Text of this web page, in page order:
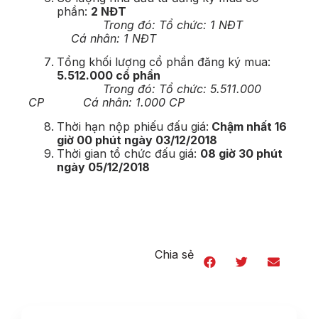
phần: 2 NĐT
Trong đó: Tổ chức: 1 NĐT
Cá nhân: 1 NĐT
Tổng khối lượng cổ phần đăng ký mua:
5.512.000 cổ phần
Trong đó: Tổ chức: 5.511.000
CP Cá nhân: 1.000 CP
Thời hạn nộp phiếu đấu giá: Chậm nhất 16
giờ 00 phút ngày 03/12/2018
Thời gian tổ chức đấu giá: 08 giờ 30 phút
ngày 05/12/2018
Chia sẻ